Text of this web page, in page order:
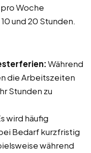
Woche
und 20 Stunden.
Während
die Arbeitszeiten
Stunden zu
wird häufig
Bedarf kurzfristig
während